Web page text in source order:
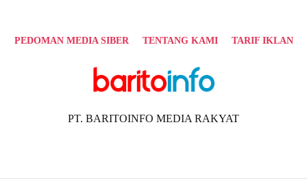
PEDOMAN MEDIA SIBER TENTANG KAMI TARIF IKLAN
PT. BARITOINFO MEDIA RAKYAT